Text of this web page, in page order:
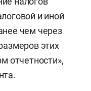
и иной
чем через
этих
отчетности»,